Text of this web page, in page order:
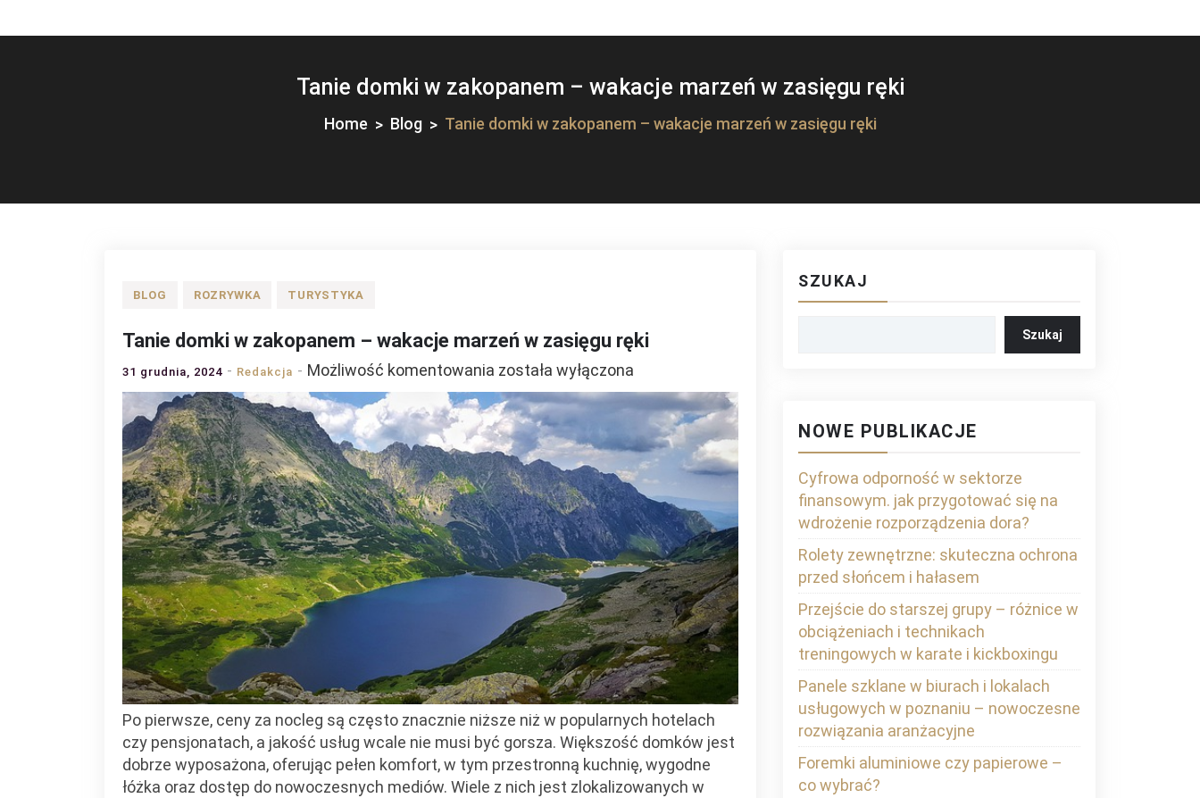
Tanie domki w zakopanem – wakacje marzeń w zasięgu ręki
Home Blog Tanie domki w zakopanem – wakacje marzeń w zasięgu ręki
BLOG ROZRYWKA TURYSTYKA
Tanie domki w zakopanem – wakacje marzeń w zasięgu ręki
31 grudnia, 2024 Redakcja Możliwość komentowania Tanie
domki
w
zakopanem
–
wakacje
marzeń
w
zasięgu
ręki
została wyłączona
Po pierwsze, ceny za nocleg są często znacznie niższe niż w popularnych hotelach
czy pensjonatach, a jakość usług wcale nie musi być gorsza. Większość domków jest
dobrze wyposażona, oferując pełen komfort, w tym przestronną kuchnię, wygodne
łóżka oraz dostęp do nowoczesnych mediów. Wiele z nich jest zlokalizowanych w
SZUKAJ
Szukaj
NOWE PUBLIKACJE
Cyfrowa odporność w sektorze
finansowym. jak przygotować się na
wdrożenie rozporządzenia dora?
Rolety zewnętrzne: skuteczna ochrona
przed słońcem i hałasem
Przejście do starszej grupy – różnice w
obciążeniach i technikach
treningowych w karate i kickboxingu
Panele szklane w biurach i lokalach
usługowych w poznaniu – nowoczesne
rozwiązania aranżacyjne
Foremki aluminiowe czy papierowe –
co wybrać?